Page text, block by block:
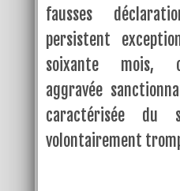
fausses
persistent
soixante mois,
aggravée
caractérisée du
volontairement